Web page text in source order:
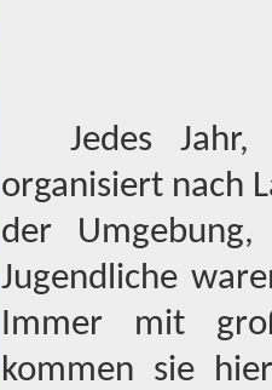
Jedes
organisiert nach
der
Jugendliche
Immer mit
kommen sie